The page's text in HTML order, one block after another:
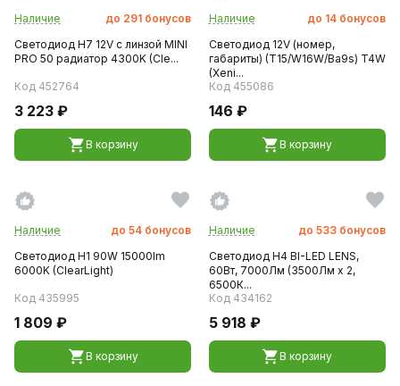
Наличие до 291 бонусов
Светодиод H7 12V с линзой MINI
PRO 50 радиатор 4300K (Cle...
Код 452764
3 223 ₽
В корзину
Наличие до 14 бонусов
Светодиод 12V (номер,
габариты) (T15/W16W/Ba9s) T4W
(Xeni...
Код 455086
146 ₽
В корзину
Наличие до 54 бонусов
Светодиод H1 90W 15000lm
6000K (ClearLight)
Код 435995
1 809 ₽
В корзину
Наличие до 533 бонусов
Светодиод H4 BI-LED LENS,
60Вт, 7000Лм (3500Лм x 2,
6500К...
Код 434162
5 918 ₽
В корзину